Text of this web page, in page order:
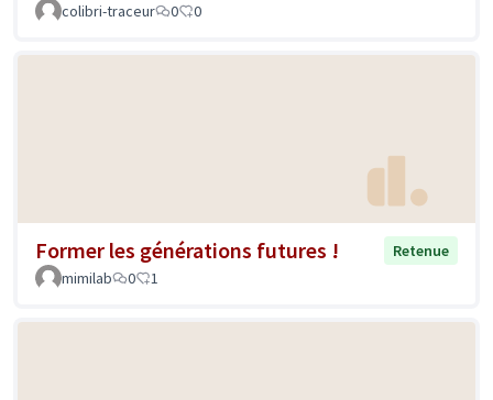
colibri-traceur 0 0
Former les générations futures !
Retenue
mimilab
0 1